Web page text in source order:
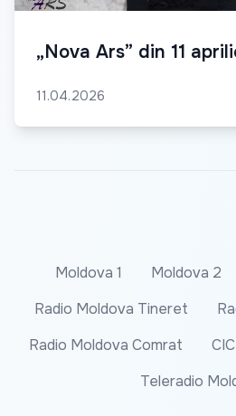
„Nova Ars” din 11
11.04.2026
Moldova 1 Moldova 2
Radio Moldova Tineret
Radio Moldova Comrat
CIC
Teleradio